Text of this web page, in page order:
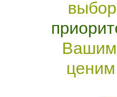
выбор
Вашим